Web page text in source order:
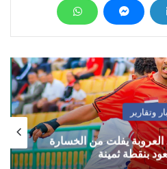
وتقارير
العروبة يفلت من الخسارة
بنقطة ثمينة